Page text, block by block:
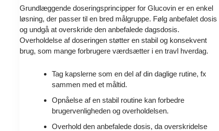
Grundlæggende doseringsprincipper for Glucovin er en enkel
løsning, der passer til en bred målgruppe. Følg anbefalet dosis
og undgå at overskride den anbefalede dagsdosis.
Overholdelse af doseringen støtter en stabil og konsekvent
brug, som mange forbrugere værdsætter i en travl hverdag.
Tag kapslerne som en del af din daglige rutine, fx
sammen med et måltid.
Opnåelse af en stabil routine kan forbedre
brugervenligheden og overholdelsen.
Overhold den anbefalede dosis, da overskridelse